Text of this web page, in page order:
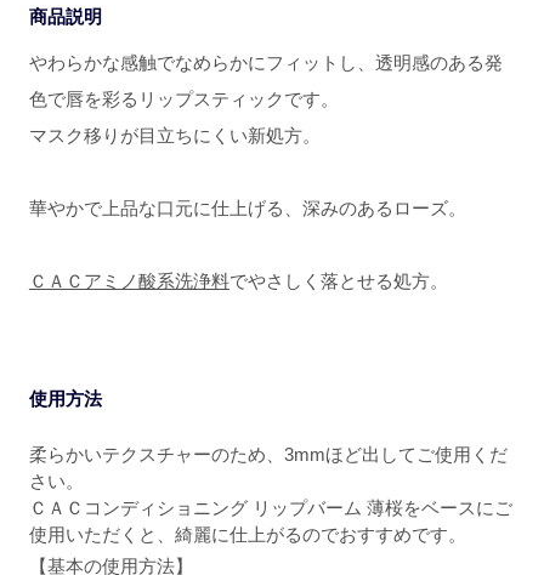
商品説明
やわらかな感触でなめらかにフィットし、透明感のある発
色で唇を彩るリップスティックです。
マスク移りが目立ちにくい新処方。
華やかで上品な口元に仕上げる、深みのあるローズ。
ＣＡＣアミノ酸系洗浄料でやさしく落とせる処方。
使用方法
柔らかいテクスチャーのため、3mmほど出してご使用くだ
さい。
ＣＡＣコンディショニング リップバーム 薄桜をベースにご
使用いただくと、綺麗に仕上がるのでおすすめです。
【基本の使用方法】